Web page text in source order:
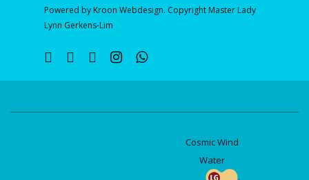
Powered by Kroon Webdesign. Copyright Master Lady
Lynn Gerkens-Lim
twitter facebooklinkedininstagramwhatsapp
Cosmic Wind
Water